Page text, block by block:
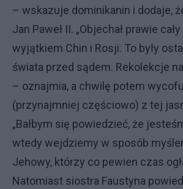
– wskazuje dominikanin i dodaje,
Jan Paweł II. „Objechał prawie
wyjątkiem Chin i Rosji. To były
świata przed sądem. Rekolekcje
– oznajmia, a chwilę potem
(przynajmniej częściowo) z tej
„Bałbym się powiedzieć, że
wtedy wejdziemy w sposób
Jehowy, którzy co pewien czas
Natomiast siostra Faustyna